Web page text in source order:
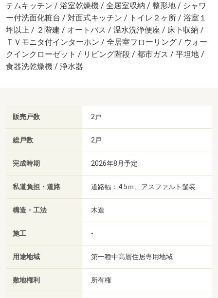
テムキッチン / 浴室乾燥機 / 全居室収納 / 整形地 / シャワ
ー付洗面化粧台 / 対面式キッチン / トイレ２ヶ所 / 浴室１
坪以上 / ２階建 / オートバス / 温水洗浄便座 / 床下収納 /
ＴＶモニタ付インターホン / 全居室フローリング / ウォー
クインクローゼット / リビング階段 / 都市ガス / 平坦地 /
食器洗乾燥機 / 浄水器
販売戸数 2戸
総戸数 2戸
完成時期 2026年8月予定
私道負担・道路 道路幅：4.5ｍ、アスファルト舗装
構造・工法 木造
施工 -
用途地域 第一種中高層住居専用地域
敷地権利 所有権